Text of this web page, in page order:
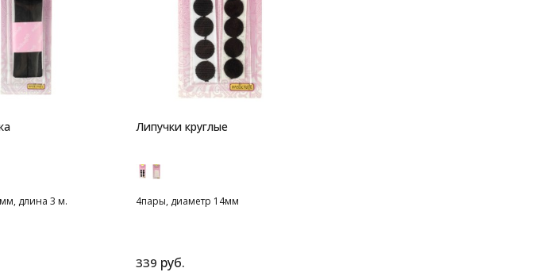
длина 3 м.
Липучки круглые
4пары, диаметр 14мм
339 руб.